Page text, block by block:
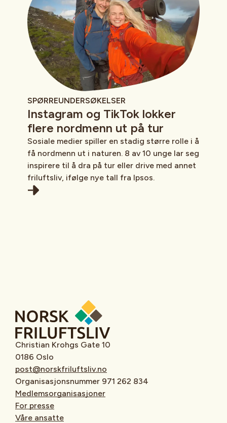
SPØRREUNDERSØKELSER
Instagram og TikTok lokker
flere nordmenn ut på tur
Sosiale medier spiller en stadig større rolle i å
få nordmenn ut i naturen. 8 av 10 unge lar seg
inspirere til å dra på tur eller drive med annet
friluftsliv, ifølge nye tall fra Ipsos.
Christian Krohgs Gate 10
0186 Oslo
post@norskfriluftsliv.no
Organisasjonsnummer 971 262 834
Medlemsorganisasjoner
For presse
Våre ansatte